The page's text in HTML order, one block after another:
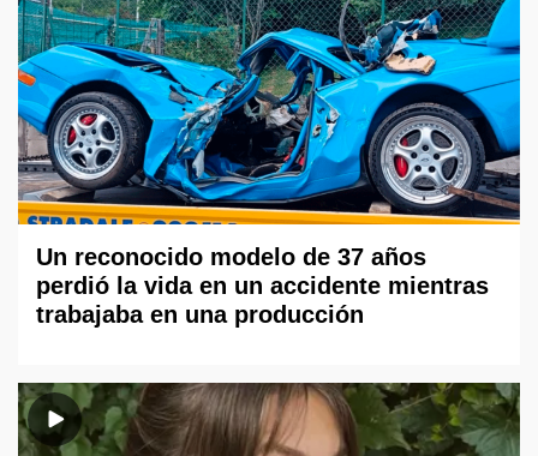
Un reconocido modelo de 37 años
perdió la vida en un accidente mientras
trabajaba en una producción